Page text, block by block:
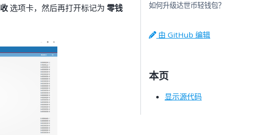
选项卡，然后再打开标记为 零钱
如何升级达世币轻钱包？
由 GitHub 编辑
本页
显示源代码